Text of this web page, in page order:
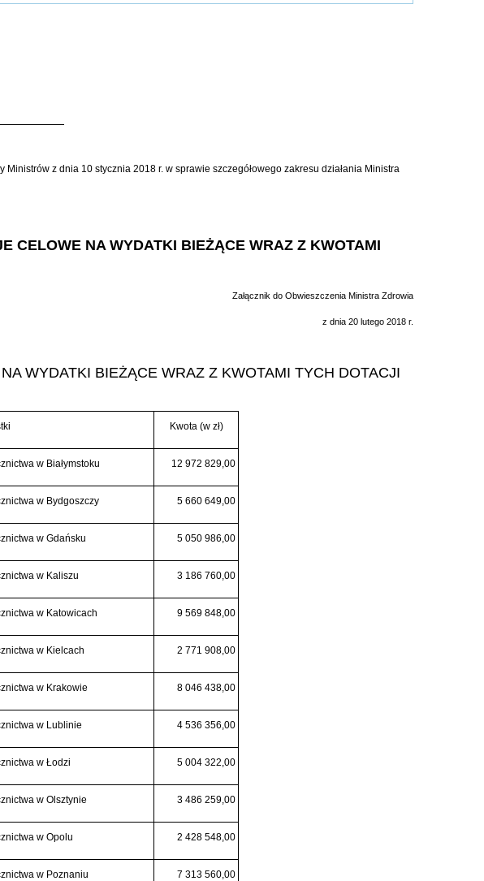
z dnia 10 stycznia 2018 r. w sprawie szczegółowego zakresu działania Ministra
CELOWE NA WYDATKI BIEŻĄCE WRAZ Z KWOTAMI
Załącznik do Obwieszczenia Ministra Zdrowia
z dnia 20 lutego 2018 r.
WYDATKI BIEŻĄCE WRAZ Z KWOTAMI TYCH DOTACJI
Kwota (w zł)
w Białymstoku 12 972 829,00
w Bydgoszczy 5 660 649,00
w Gdańsku 5 050 986,00
w Kaliszu 3 186 760,00
w Katowicach 9 569 848,00
w Kielcach 2 771 908,00
w Krakowie 8 046 438,00
w Lublinie 4 536 356,00
w Łodzi 5 004 322,00
w Olsztynie 3 486 259,00
w Opolu 2 428 548,00
w Poznaniu 7 313 560,00